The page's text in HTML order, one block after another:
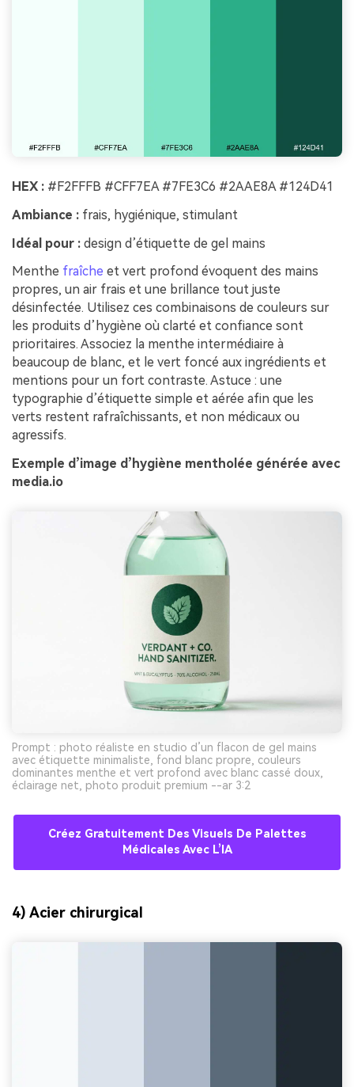
HEX : #F2FFFB #CFF7EA #7FE3C6 #2AAE8A #124D41
Ambiance : frais, hygiénique, stimulant
Idéal pour : design d’étiquette de gel mains
Menthe fraîche et vert profond évoquent des mains
propres, un air frais et une brillance tout juste
désinfectée. Utilisez ces combinaisons de couleurs sur
les produits d’hygiène où clarté et confiance sont
prioritaires. Associez la menthe intermédiaire à
beaucoup de blanc, et le vert foncé aux ingrédients et
mentions pour un fort contraste. Astuce : une
typographie d’étiquette simple et aérée afin que les
verts restent rafraîchissants, et non médicaux ou
agressifs.
Exemple d’image d’hygiène mentholée générée avec
media.io
Prompt : photo réaliste en studio d’un flacon de gel mains
avec étiquette minimaliste, fond blanc propre, couleurs
dominantes menthe et vert profond avec blanc cassé doux,
éclairage net, photo produit premium --ar 3:2
Créez Gratuitement Des Visuels De Palettes
Médicales Avec L’IA
4) Acier chirurgical